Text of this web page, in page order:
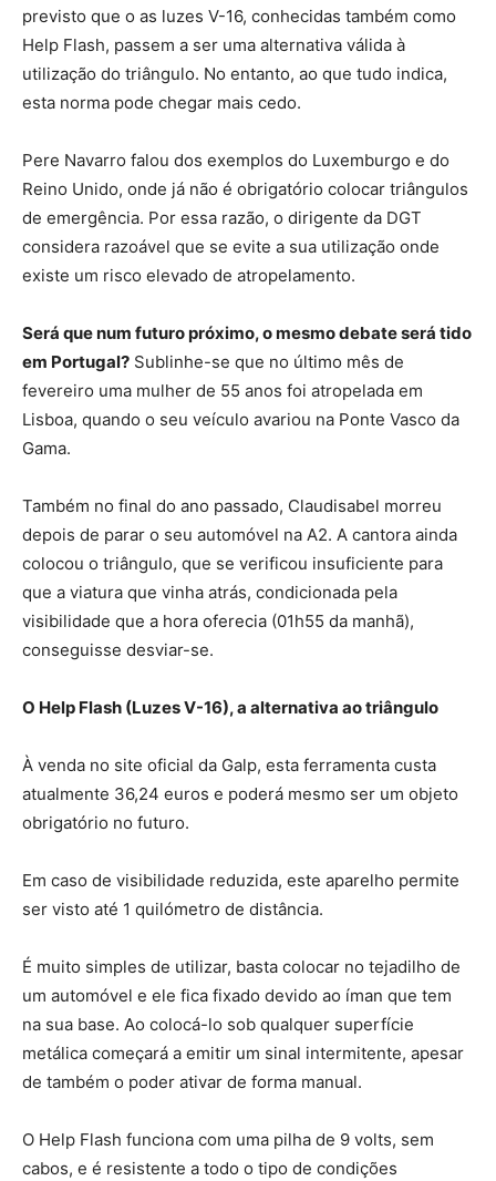
previsto que o as luzes V-16, conhecidas também como
Help Flash, passem a ser uma alternativa válida à
utilização do triângulo. No entanto, ao que tudo indica,
esta norma pode chegar mais cedo.
Pere Navarro falou dos exemplos do Luxemburgo e do
Reino Unido, onde já não é obrigatório colocar triângulos
de emergência. Por essa razão, o dirigente da DGT
considera razoável que se evite a sua utilização onde
existe um risco elevado de atropelamento.
Será que num futuro próximo, o mesmo debate será tido
em Portugal? Sublinhe-se que no último mês de
fevereiro uma mulher de 55 anos foi atropelada em
Lisboa, quando o seu veículo avariou na Ponte Vasco da
Gama.
Também no final do ano passado, Claudisabel morreu
depois de parar o seu automóvel na A2. A cantora ainda
colocou o triângulo, que se verificou insuficiente para
que a viatura que vinha atrás, condicionada pela
visibilidade que a hora oferecia (01h55 da manhã),
conseguisse desviar-se.
O Help Flash (Luzes V-16), a alternativa ao triângulo
À venda no site oficial da Galp, esta ferramenta custa
atualmente 36,24 euros e poderá mesmo ser um objeto
obrigatório no futuro.
Em caso de visibilidade reduzida, este aparelho permite
ser visto até 1 quilómetro de distância.
É muito simples de utilizar, basta colocar no tejadilho de
um automóvel e ele fica fixado devido ao íman que tem
na sua base. Ao colocá-lo sob qualquer superfície
metálica começará a emitir um sinal intermitente, apesar
de também o poder ativar de forma manual.
O Help Flash funciona com uma pilha de 9 volts, sem
cabos, e é resistente a todo o tipo de condições